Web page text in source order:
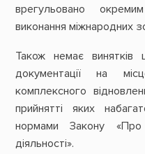
врегульовано
виконання міжнародних
Також немає винятків
документації на
комплексного
прийнятті яких
нормами Закону «Про
діяльності».